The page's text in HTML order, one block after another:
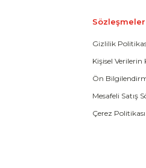
Sözleşmeler
Gizlilik
Kişisel Verilerin
Ön
Mesafeli Satış
Çerez Politikası